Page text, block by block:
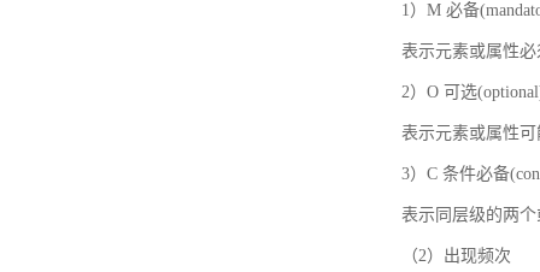
1）M 必备
表示元素或属性
2）O 可选
表示元素或属性
3）C 条件必备
表示同层级的两
（2）出现频次